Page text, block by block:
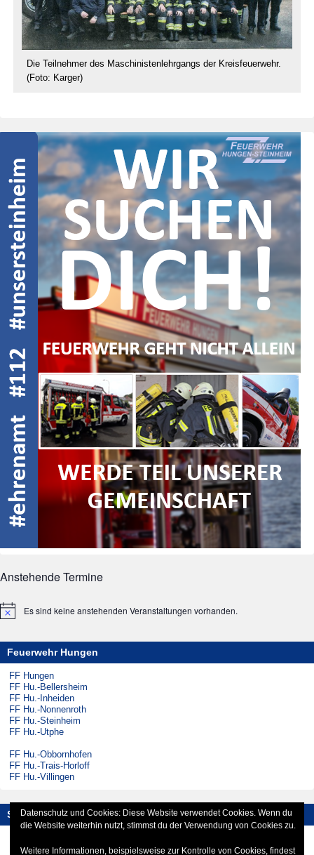
Die Teilnehmer des Maschinistenlehrgangs der Kreisfeuerwehr.
(Foto: Karger)
Anstehende Termine
HinweisEs sind keine anstehenden Veranstaltungen vorhanden.
Feuerwehr Hungen
FF Hungen
FF Hu.-Bellersheim
FF Hu.-Inheiden
FF Hu.-Nonnenroth
FF Hu.-Steinheim
FF Hu.-Utphe
FF Hu.-Obbornhofen
FF Hu.-Trais-Horloff
FF Hu.-Villingen
Social-Media
Facebook
Datenschutz und Cookies: Diese Website verwendet Cookies. Wenn du
die Website weiterhin nutzt, stimmst du der Verwendung von Cookies zu.
Weitere Informationen, beispielsweise zur Kontrolle von Cookies, findest